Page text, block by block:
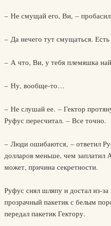
– Не смущай его, Ви, – пробасил
– Да нечего тут смущаться.
– А что, Ви, у тебя племяшка
– Ну, вообще-то…
– Не слушай ее. – Гектор
Руфус пересчитал. – Все точно.
– Люди ошибаются, – ответил
долларов меньше, чем заплатил
может, причина секретности.
Руфус снял шляпу и достал из-
прозрачный пакетик с белым
передал пакетик Гектору.